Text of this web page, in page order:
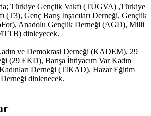
Türkiye Gençlik Vakfı (TÜGVA) ,Türkiye
(T3), Genç Barış İnşacıları Derneği, Gençlik
Anadolu Gençlik Derneği (AGD), Milli
dinleyecek.
ve Demokrasi Derneği (KADEM), 29
(29 EKD), Barışa İhtiyacım Var Kadın
Derneği (TİKAD), Hazar Eğitim
dinlenecek.